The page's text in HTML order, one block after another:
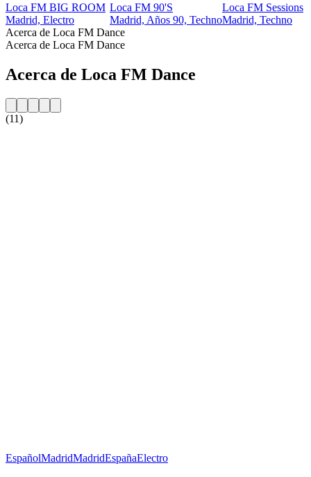
Loca FM BIG ROOM
Madrid, Electro
Loca FM 90'S
Madrid, Años 90, Techno
Loca FM Sessions
Madrid, Techno
Acerca de Loca FM Dance
Acerca de Loca FM Dance
Acerca de Loca FM Dance
(11)
EspañolMadridMadridEspañaElectro